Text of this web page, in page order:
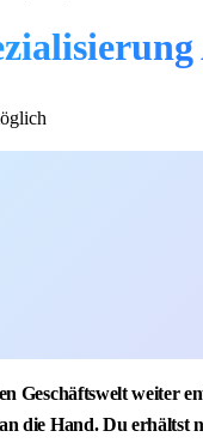
Geschäftswelt
die Hand. Du